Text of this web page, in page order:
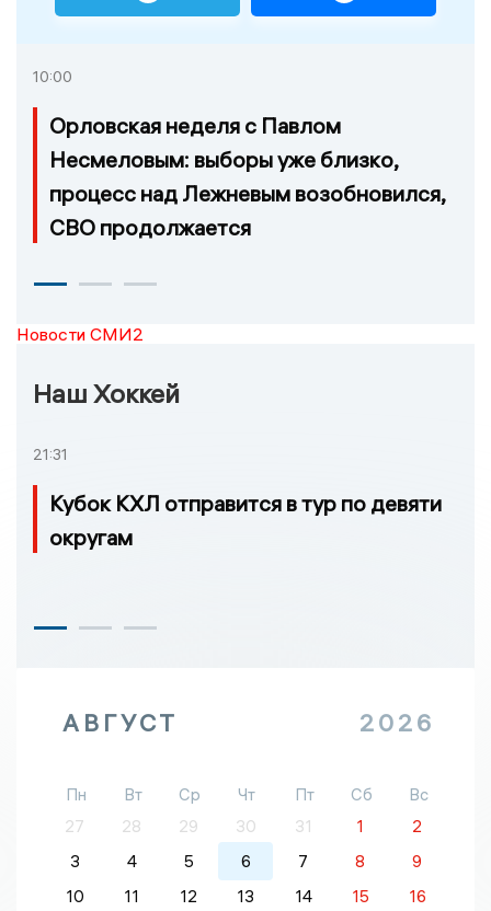
10:00
Орловская неделя с Павлом
Несмеловым: выборы уже близко,
процесс над Лежневым возобновился,
СВО продолжается
Новости СМИ2
Наш Хоккей
21:31
Кубок КХЛ отправится в тур по девяти
округам
АВГУСТ 2026
Пн Вт Ср Чт Пт Сб
Вс
27
28 29 30 31 1
2
3
4 5 6 7 8
9
10
11 12 13 14 15 16